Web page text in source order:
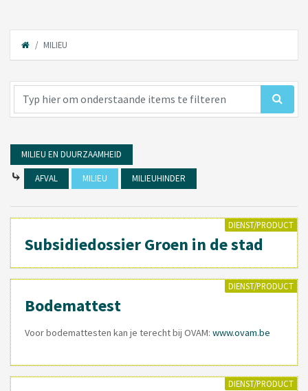
MILIEU
MILIEU EN DUURZAAMHEID
⤷ AFVAL MILIEU MILIEUHINDER
DIENST/PRODUCT
Subsidiedossier Groen in de stad
DIENST/PRODUCT
Bodemattest
Voor bodemattesten kan je terecht bij OVAM: www.ovam.be
DIENST/PRODUCT